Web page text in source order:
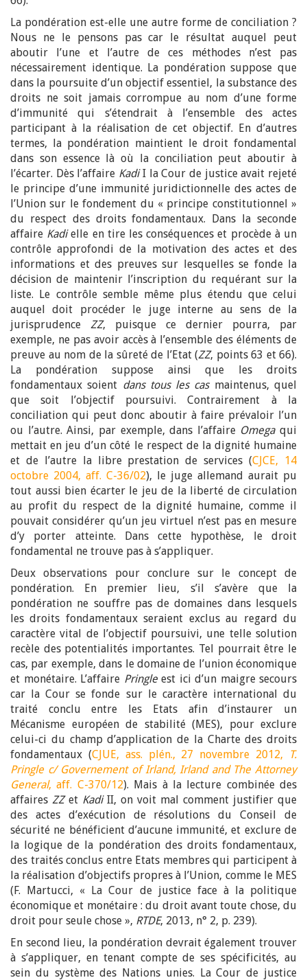
La pondération est-elle une autre forme de conciliation ?
Nous ne le pensons pas car le résultat auquel peut
aboutir l’une et l’autre de ces méthodes n’est pas
nécessairement identique. La pondération suppose que
dans la poursuite d’un objectif essentiel, la substance des
droits ne soit jamais corrompue au nom d’une forme
d’immunité qui s’étendrait à l’ensemble des actes
participant à la réalisation de cet objectif. En d’autres
termes, la pondération maintient le droit fondamental
dans son essence là où la conciliation peut aboutir à
l’écarter. Dès l’affaire KadiI la Cour de justice avait rejeté
le principe d’une immunité juridictionnelle des actes de
l’Union sur le fondement du « principe constitutionnel »
du respect des droits fondamentaux. Dans la seconde
affaire Kadielle en tire les conséquences et procède à un
contrôle approfondi de la motivation des actes et des
informations et des preuves sur lesquelles se fonde la
décision de maintenir l’inscription du requérant sur la
liste. Le contrôle semble même plus étendu que celui
auquel doit procéder le juge interne au sens de la
jurisprudence ZZ, puisque ce dernier pourra, par
exemple, ne pas avoir accès à l’ensemble des éléments de
preuve au nom de la sûreté de l’Etat (ZZ, points 63 et 66).
La pondération suppose ainsi que les droits
fondamentaux soient dans tous les casmaintenus, quel
que soit l’objectif poursuivi. Contrairement à la
conciliation qui peut donc aboutir à faire prévaloir l’un
ou l’autre. Ainsi, par exemple, dans l’affaire Omega qui
mettait en jeu d’un côté le respect de la dignité humaine
et de l’autre la libre prestation de services (CJCE, 14
octobre 2004, aff. C-36/02), le juge allemand aurait pu
tout aussi bien écarter le jeu de la liberté de circulation
au profit du respect de la dignité humaine, comme il
pouvait considérer qu’un jeu virtuel n’est pas en mesure
d’y porter atteinte. Dans cette hypothèse, le droit
fondamental ne trouve pas à s’appliquer.
Deux observations pour conclure sur le concept de
pondération. En premier lieu, s’il s’avère que la
pondération ne souffre pas de domaines dans lesquels
les droits fondamentaux seraient exclus au regard du
caractère vital de l’objectif poursuivi, une telle solution
recèle des potentialités importantes. Tel pourrait être le
cas, par exemple, dans le domaine de l’union économique
et monétaire. L’affaire Pringleest ici d’un maigre secours
car la Cour se fonde sur le caractère international du
traité conclu entre les Etats afin d’instaurer un
Mécanisme européen de stabilité (MES), pour exclure
celui-ci du champ d’application de la Charte des droits
fondamentaux (CJUE, ass. plén., 27 novembre 2012,
T.
Pringle c/ Governement of Irland, Irland and The Attorney
General, aff. C-370/12). Mais à la lecture combinée des
affaires ZZet Kadi II, on voit mal comment justifier que
des actes d’exécution de résolutions du Conseil de
sécurité ne bénéficient d’aucune immunité, et exclure de
la logique de la pondération des droits fondamentaux,
des traités conclus entre Etats membres qui participent à
la réalisation d’objectifs propres à l’Union, comme le MES
(F. Martucci, « La Cour de justice face à la politique
économique et monétaire : du droit avant toute chose, du
droit pour seule chose », RTDE, 2013, n° 2, p. 239).
En second lieu, la pondération devrait également trouver
à s’appliquer, en tenant compte de ses spécificités, au
sein du système des Nations unies. La Cour de justice